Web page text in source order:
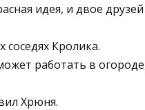
идея, и двое
Кролика.
работать в
Хрюня.